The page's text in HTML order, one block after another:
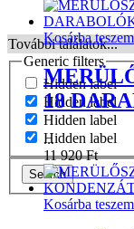
További találatok...
Generic filters
Hidden label
Hidden label
Hidden label
Hidden label
Search
Kosárba teszem
18
...
11 920Ft
Kosárba teszem